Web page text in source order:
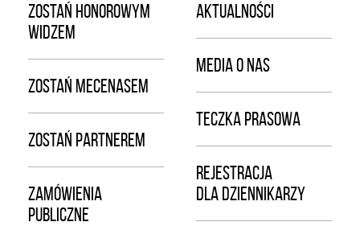
ZOSTAŃ HONOROWYM
WIDZEM
ZOSTAŃ MECENASEM
ZOSTAŃ PARTNEREM
ZAMÓWIENIA
PUBLICZNE
AKTUALNOŚCI
MEDIA O NAS
TECZKA PRASOWA
REJESTRACJA
DLA DZIENNIKARZY